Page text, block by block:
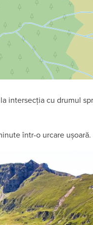
intersecția cu drumul
într-o urcare ușoară.